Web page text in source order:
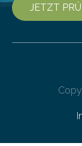
JETZT